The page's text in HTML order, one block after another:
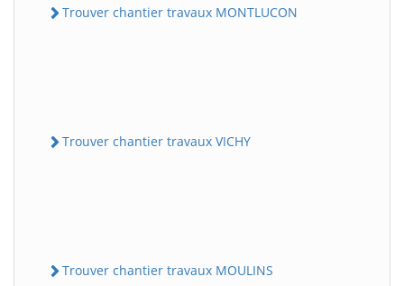
Trouver chantier travaux MONTLUCON
Trouver chantier travaux VICHY
Trouver chantier travaux MOULINS